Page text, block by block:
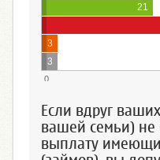
21
3
3
0
Если вдруг
вашей семьи) не
выплату